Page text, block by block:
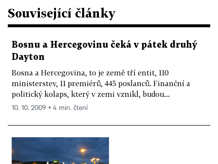
Související články
Bosnu a Hercegovinu čeká v pátek druhý
Dayton
Bosna a Hercegovina, to je země tří entit, 110
ministerstev, 11 premiérů, 445 poslanců. Finanční a
politický kolaps, který v zemi vznikl, budou...
10. 10. 2009 ▪ 4 min. čtení